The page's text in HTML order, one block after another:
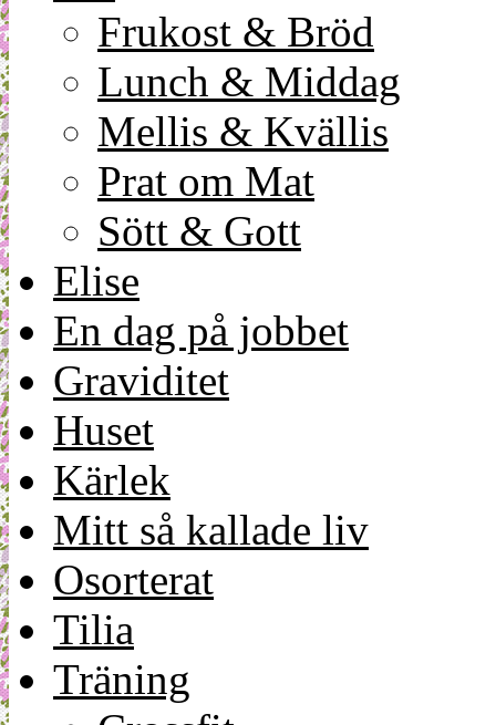
Frukost & Bröd
Lunch & Middag
Mellis & Kvällis
Prat om Mat
Sött & Gott
Elise
En dag på jobbet
Graviditet
Huset
Kärlek
Mitt så kallade liv
Osorterat
Tilia
Träning